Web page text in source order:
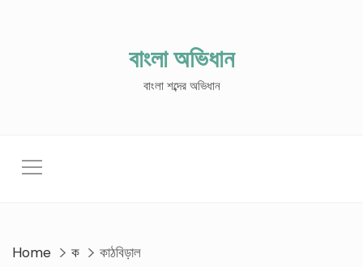
বাংলা অভিধান
বাংলা শব্দের অভিধান
Home ক কাঠবিড়াল